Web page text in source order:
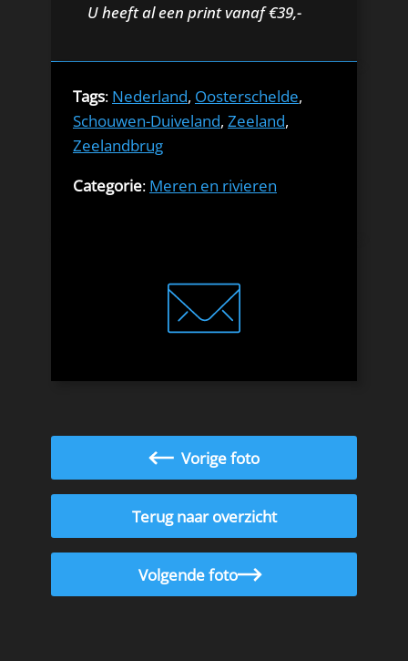
U heeft al een print vanaf €39,-
Tags: Nederland, Oosterschelde,
Schouwen-Duiveland, Zeeland,
Zeelandbrug
Categorie: Meren en rivieren
Vorige foto
Terug naar overzicht
Volgende foto